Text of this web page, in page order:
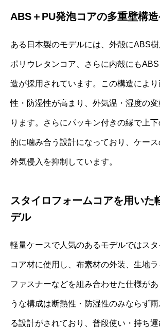
ABS＋PU発泡コアの多重壁構
ある日本製のモデルには、外殻にABS
ポリウレタンコア、さらに内殻にも
造が採用されています。この構造によ
性・防湿性が高まり、外気温・湿度の
ります。さらにパッキン付きの縁で上
的に噛み合う設計になっており、ケー
外気侵入を抑制しています。
スタイロフォームコアを用いた
デル
軽量ケースで人気のあるモデルではス
コア材に使用し、布素材の外装、生地
ファスナーなどを組み合わせた仕様が
うな構成は断熱性・防湿性のみならず雨
る設計がされており、普段使い・持ち